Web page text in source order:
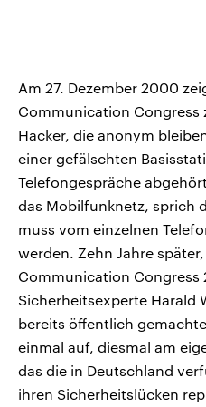
Am 27. Dezember 2000
Communication Congress
Hacker, die anonym
einer gefälschten
Telefongespräche
das Mobilfunknetz, sprich
muss vom einzelnen
werden. Zehn Jahre
Communication Congress
Sicherheitsexperte Harald
bereits öffentlich
einmal auf, diesmal am
das die in Deutschland
ihren Sicherheitslücken